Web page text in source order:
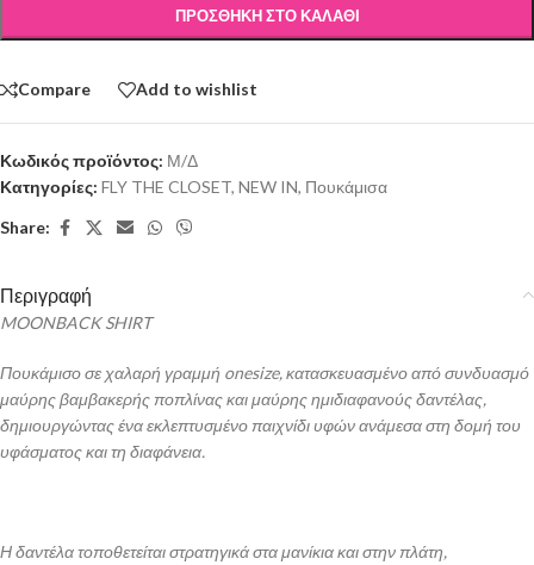
ΠΡΟΣΘΉΚΗ ΣΤΟ ΚΑΛΆΘΙ
Compare Add to wishlist
Κωδικός προϊόντος: Μ/Δ
Κατηγορίες: FLY THE CLOSET, NEW IN, Πουκάμισα
Share:
Περιγραφή
MOONBACK SHIRT
Πουκάμισο σε χαλαρή γραμμή onesize, κατασκευασμένο από συνδυασμό
μαύρης βαμβακερής ποπλίνας και μαύρης ημιδιαφανούς δαντέλας,
δημιουργώντας ένα εκλεπτυσμένο παιχνίδι υφών ανάμεσα στη δομή του
υφάσματος και τη διαφάνεια.
Η δαντέλα τοποθετείται στρατηγικά στα μανίκια και στην πλάτη,